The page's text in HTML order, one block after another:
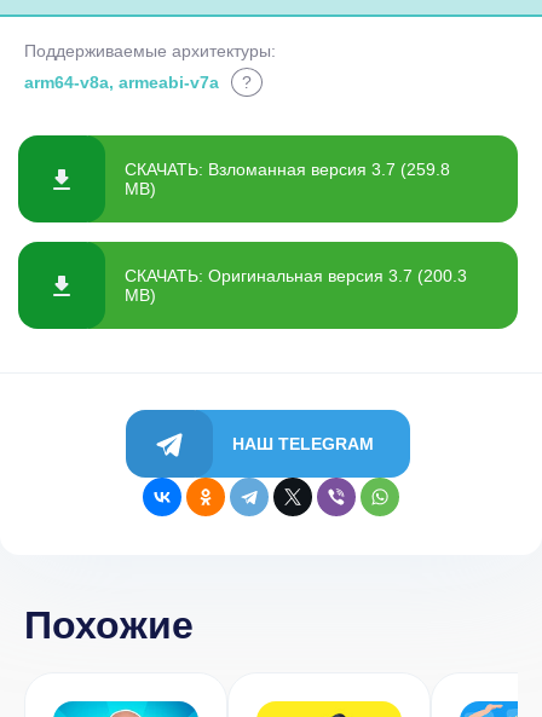
Поддерживаемые архитектуры:
arm64-v8a, armeabi-v7a
?
СКАЧАТЬ: Взломанная версия 3.7 (259.8
MB)
СКАЧАТЬ: Оригинальная версия 3.7 (200.3
MB)
НАШ TELEGRAM
Похожие